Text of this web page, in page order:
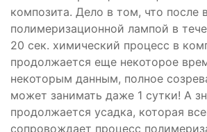
композита. Дело в том, что после
полимеризационной лампой в
20 сек. химический процесс в
продолжается еще некоторое
некоторым данным, полное
может занимать даже 1 сутки! А
продолжается усадка, которая
сопровождает процесс